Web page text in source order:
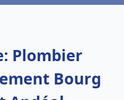
Plombier
Bourg